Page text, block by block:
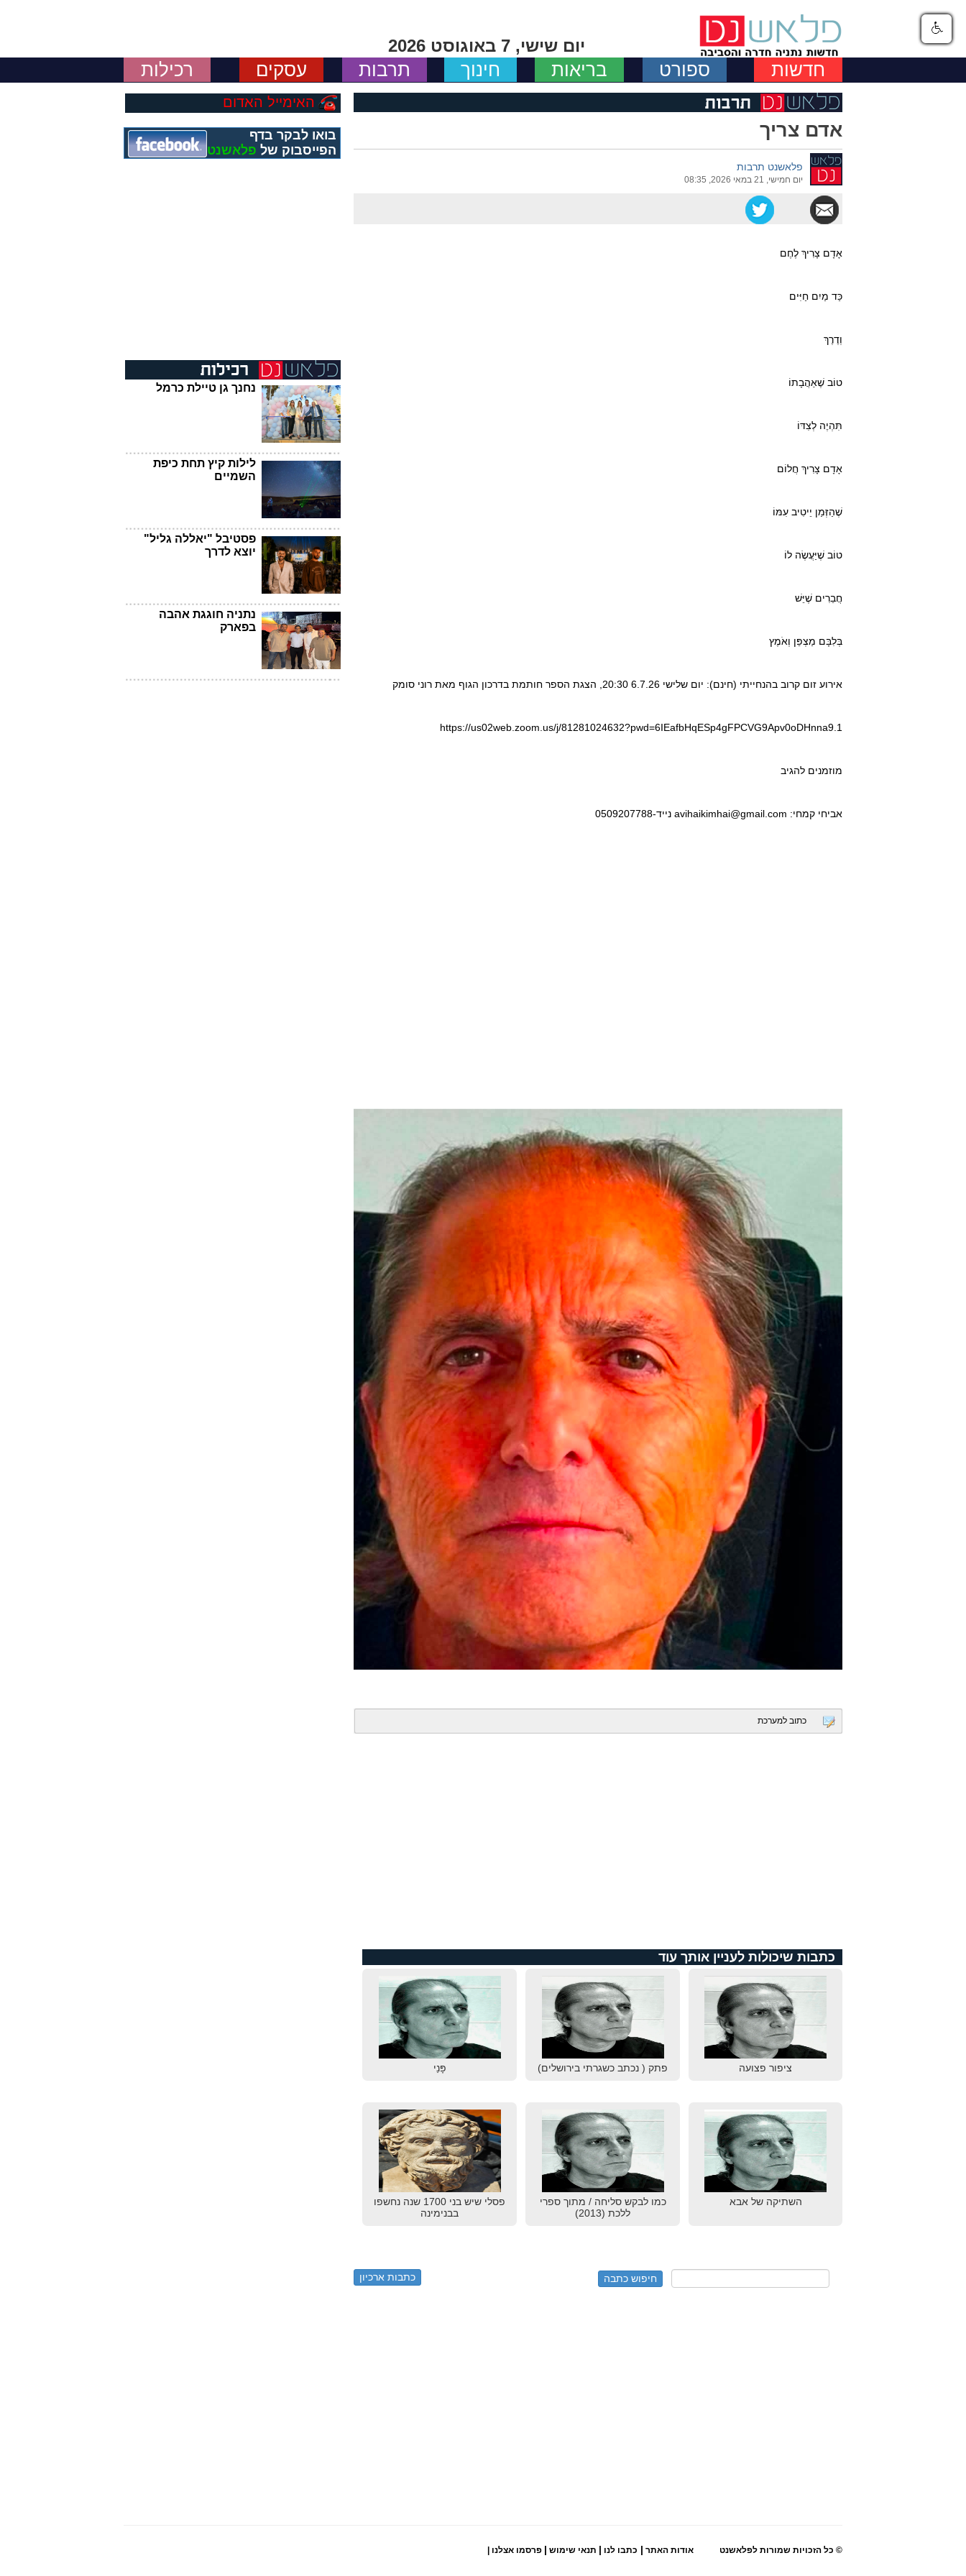
יום שישי, 7 באוגוסט 2026
חדשות ספורט בריאות חינוך תרבות עסקים רכילות
אדם צריך
פלאשנט תרבות
יום חמישי, 21 במאי 2026, 08:35
אָדָם צָרִיךְ לֶחֶם
כַּד מַיִם חַיִּים
וְדֶרֶךְ
טוֹב שֶׁאַהֲבָתוֹ
תִּהְיֶה לְצִדּוֹ
אָדָם צָרִיךְ חֲלוֹם
שֶׁהַזְּמַן יֵיטִיב עִמּוֹ
טוֹב שֶׁיַּעֲשֶׂה לוֹ
חֲבֵרִים שֶׁיֵּשׁ
בְּלִבָּם מַצְפֵּן וְאֹמֶץ
אירוע זום קרוב בהנחייתי (חינם): יום שלישי 6.7.26 20:30, הצגת הספר חותמת בדרכון הגוף מאת רוני סומק
https://us02web.zoom.us/j/81281024632?pwd=6IEafbHqESp4gFPCVG9Apv0oDHnna9.1
מוזמנים להגיב
אביחי קמחי: avihaikimhai@gmail.com נייד-0509207788
כתוב למערכת
כתבות שיכולות לעניין אותך עוד
ציפור פצועה פתק ( נכתב כשגרתי בירושלים) פָּנַי
השתיקה של אבא
כמו לבקש סליחה / מתוך ספרי
ללכת (2013)
פסלי שיש בני 1700 שנה נחשפו
בבנימינה
כתבות ארכיון
האימייל האדום
בואו לבקר בדף
הפייסבוק של פלאשנט
נחנך גן טיילת כרמל
לילות קיץ תחת כיפת
השמיים
פסטיבל "יאללה גליל"
יוצא לדרך
נתניה חוגגת אהבה
בפארק
© כל הזכויות שמורות לפלאשנט אודות האתר | כתבו לנו | תנאי שימוש | פרסמו אצלנו